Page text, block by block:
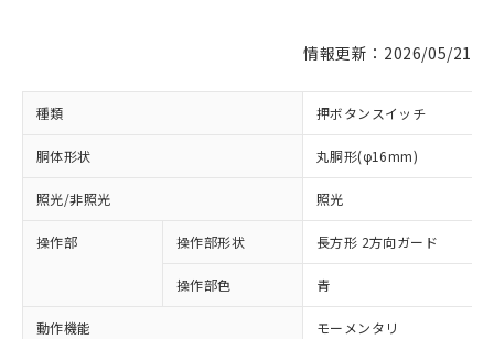
情報更新：2026/05/21
種類 押ボタンスイッチ
胴体形状 丸胴形(φ16mm)
照光/非照光 照光
操作部 操作部形状 長方形 2方向ガード
操作部色 青
動作機能 モーメンタリ